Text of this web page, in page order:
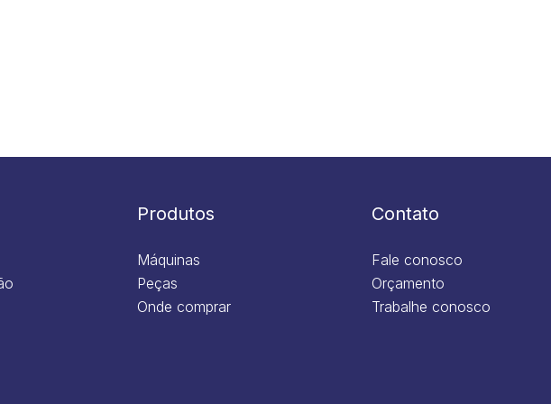
Produtos
Máquinas
Peças
Onde comprar
Contato
Fale conosco
Orçamento
Trabalhe conosco